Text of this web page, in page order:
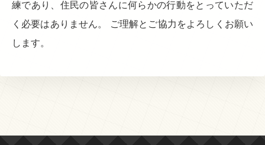
練であり、住民の皆さんに何らかの行動をとっていただ
く必要はありません。 ご理解とご協力をよろしくお願い
します。